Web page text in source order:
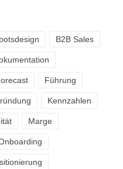
B2B Sales
Führung
Kennzahlen
Marge